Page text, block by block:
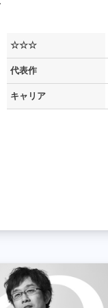
☆☆☆
代表作
キャリア